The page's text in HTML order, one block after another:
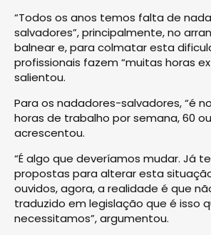
“Todos os anos temos falta de
salvadores”, principalmente, no
balnear e, para colmatar esta
profissionais fazem “muitas horas
salientou.
Para os nadadores-salvadores, “é
horas de trabalho por semana, 60
acrescentou.
“É algo que deveríamos mudar. Já
propostas para alterar esta
ouvidos, agora, a realidade é que
traduzido em legislação que é isso
necessitamos”, argumentou.